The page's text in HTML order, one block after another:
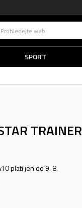
Prohledejte web
SPORT
TRAINER
platí jen do 9. 8.